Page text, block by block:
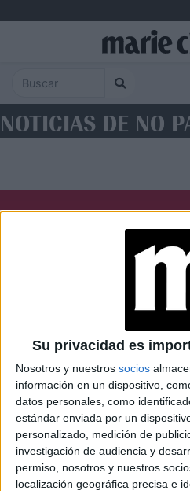
Su privacidad es
Nosotros y nuestros socios
información en un dispositivo,
datos personales, como
estándar enviada por un
personalizado, medición de
investigación de audiencia y
permiso, nosotros y nuestros
localización geográfica precisa e
NOTICIAS DE NO
Caras
Weekend
Look
Luz Mía
© Perfil.com 2006-2019 -
Registro de Propiedad